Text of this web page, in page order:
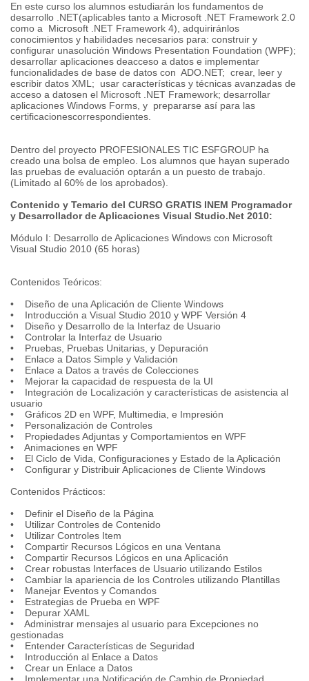
En este curso los alumnos estudiarán los fundamentos de
desarrollo .NET(aplicables tanto a Microsoft .NET Framework 2.0
como a Microsoft .NET Framework 4), adquiriránlos
conocimientos y habilidades necesarios para: construir y
configurar unasolución Windows Presentation Foundation (WPF);
desarrollar aplicaciones deacceso a datos e implementar
funcionalidades de base de datos con ADO.NET; crear, leer y
escribir datos XML; usar características y técnicas avanzadas de
acceso a datosen el Microsoft .NET Framework; desarrollar
aplicaciones Windows Forms, y prepararse así para las
certificacionescorrespondientes.
Dentro del proyecto PROFESIONALES TIC ESFGROUP ha
creado una bolsa de empleo. Los alumnos que hayan superado
las pruebas de evaluación optarán a un puesto de trabajo.
(Limitado al 60% de los aprobados).
Contenido y Temario del CURSO GRATIS INEM Programador
y Desarrollador de Aplicaciones Visual Studio.Net 2010:
Módulo I: Desarrollo de Aplicaciones Windows con Microsoft
Visual Studio 2010 (65 horas)
Contenidos Teóricos:
• Diseño de una Aplicación de Cliente Windows
• Introducción a Visual Studio 2010 y WPF Versión 4
• Diseño y Desarrollo de la Interfaz de Usuario
• Controlar la Interfaz de Usuario
• Pruebas, Pruebas Unitarias, y Depuración
• Enlace a Datos Simple y Validación
• Enlace a Datos a través de Colecciones
• Mejorar la capacidad de respuesta de la UI
• Integración de Localización y características de asistencia al
usuario
• Gráficos 2D en WPF, Multimedia, e Impresión
• Personalización de Controles
• Propiedades Adjuntas y Comportamientos en WPF
• Animaciones en WPF
• El Ciclo de Vida, Configuraciones y Estado de la Aplicación
• Configurar y Distribuir Aplicaciones de Cliente Windows
Contenidos Prácticos:
• Definir el Diseño de la Página
• Utilizar Controles de Contenido
• Utilizar Controles Item
• Compartir Recursos Lógicos en una Ventana
• Compartir Recursos Lógicos en una Aplicación
• Crear robustas Interfaces de Usuario utilizando Estilos
• Cambiar la apariencia de los Controles utilizando Plantillas
• Manejar Eventos y Comandos
• Estrategias de Prueba en WPF
• Depurar XAML
• Administrar mensajes al usuario para Excepciones no
gestionadas
• Entender Características de Seguridad
• Introducción al Enlace a Datos
• Crear un Enlace a Datos